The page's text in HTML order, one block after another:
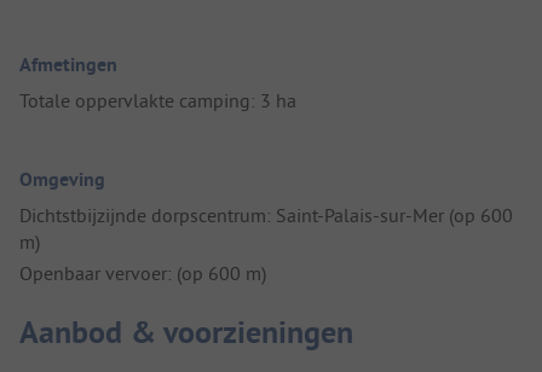
Afmetingen
Totale oppervlakte camping: 3 ha
Omgeving
Dichtstbijzijnde dorpscentrum: Saint-Palais-sur-Mer (op 600
m)
Openbaar vervoer: (op 600 m)
Aanbod & voorzieningen